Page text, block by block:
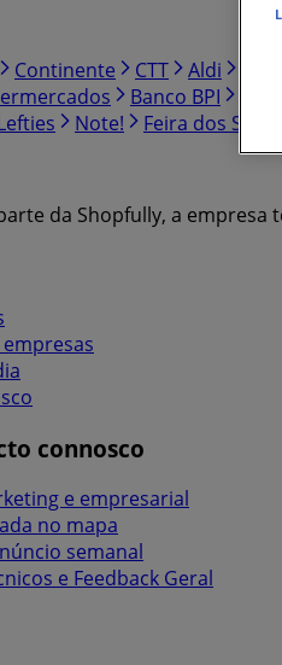
Continente CTT Aldi
Banco BPI
Note! Feira dos Sofás
da Shopfully, a
connosco
e empresarial
no mapa
semanal
e Feedback Geral